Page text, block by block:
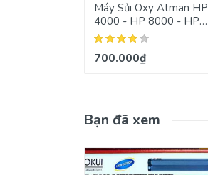
Máy Sủi Oxy Atman HP
4000 - HP 8000 - HP
12000
700.000₫
Bạn đã xem